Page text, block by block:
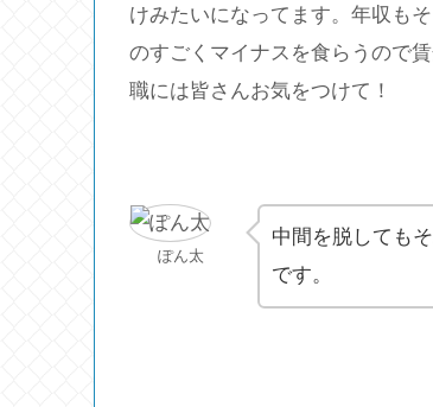
けみたいになってます。年収も
のすごくマイナスを食らうので
職には皆さんお気をつけて！
ぽん太
中間を脱しても
です。